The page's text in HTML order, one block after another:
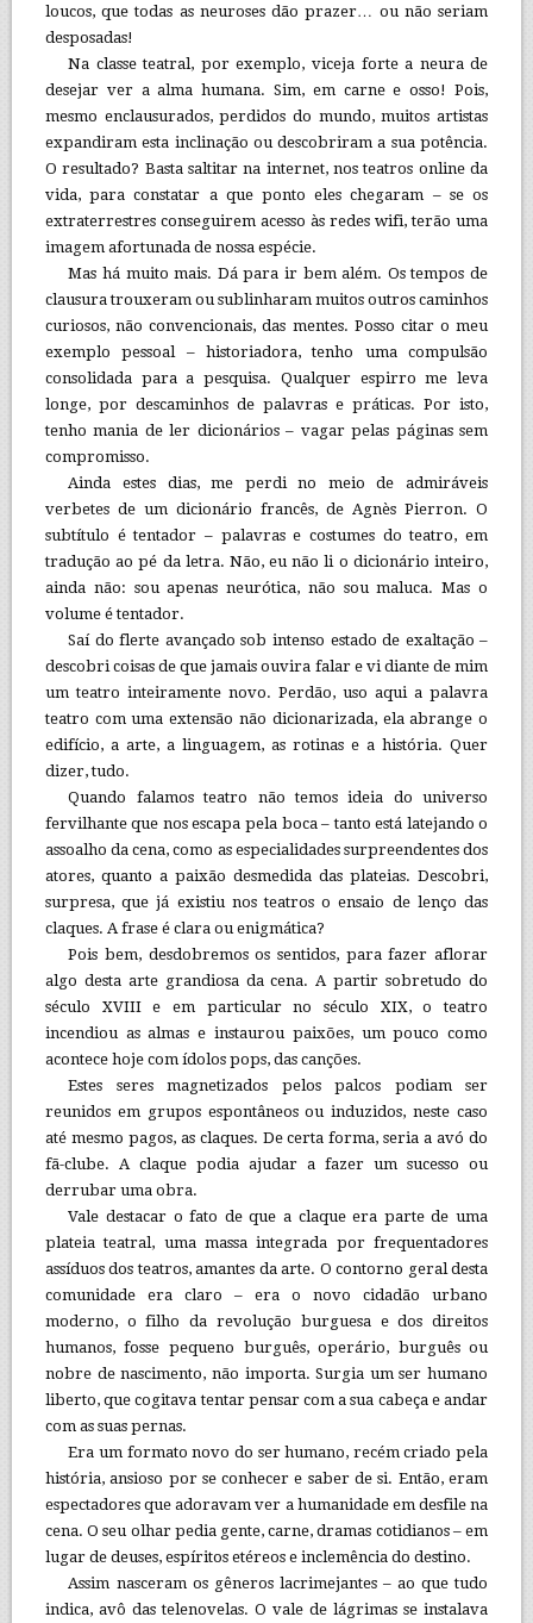
loucos, que todas as neuroses dão prazer… ou não seriam
desposadas!
Na classe teatral, por exemplo, viceja forte a neura de
desejar ver a alma humana. Sim, em carne e osso! Pois,
mesmo enclausurados, perdidos do mundo, muitos artistas
expandiram esta inclinação ou descobriram a sua potência.
O resultado? Basta saltitar na internet, nos teatros online da
vida, para constatar a que ponto eles chegaram – se os
extraterrestres conseguirem acesso às redes wifi, terão uma
imagem afortunada de nossa espécie.
Mas há muito mais. Dá para ir bem além. Os tempos de
clausura trouxeram ou sublinharam muitos outros caminhos
curiosos, não convencionais, das mentes. Posso citar o meu
exemplo pessoal – historiadora, tenho uma compulsão
consolidada para a pesquisa. Qualquer espirro me leva
longe, por descaminhos de palavras e práticas. Por isto,
tenho mania de ler dicionários – vagar pelas páginas sem
compromisso.
Ainda estes dias, me perdi no meio de admiráveis
verbetes de um dicionário francês, de Agnès Pierron. O
subtítulo é tentador – palavras e costumes do teatro, em
tradução ao pé da letra. Não, eu não li o dicionário inteiro,
ainda não: sou apenas neurótica, não sou maluca. Mas o
volume é tentador.
Saí do flerte avançado sob intenso estado de exaltação –
descobri coisas de que jamais ouvira falar e vi diante de mim
um teatro inteiramente novo. Perdão, uso aqui a palavra
teatro com uma extensão não dicionarizada, ela abrange o
edifício, a arte, a linguagem, as rotinas e a história. Quer
dizer, tudo.
Quando falamos teatro não temos ideia do universo
fervilhante que nos escapa pela boca – tanto está latejando o
assoalho da cena, como as especialidades surpreendentes dos
atores, quanto a paixão desmedida das plateias. Descobri,
surpresa, que já existiu nos teatros o ensaio de lenço das
claques. A frase é clara ou enigmática?
Pois bem, desdobremos os sentidos, para fazer aflorar
algo desta arte grandiosa da cena. A partir sobretudo do
século XVIII e em particular no século XIX, o teatro
incendiou as almas e instaurou paixões, um pouco como
acontece hoje com ídolos pops, das canções.
Estes seres magnetizados pelos palcos podiam ser
reunidos em grupos espontâneos ou induzidos, neste caso
até mesmo pagos, as claques. De certa forma, seria a avó do
fã-clube. A claque podia ajudar a fazer um sucesso ou
derrubar uma obra.
Vale destacar o fato de que a claque era parte de uma
plateia teatral, uma massa integrada por frequentadores
assíduos dos teatros, amantes da arte. O contorno geral desta
comunidade era claro – era o novo cidadão urbano
moderno, o filho da revolução burguesa e dos direitos
humanos, fosse pequeno burguês, operário, burguês ou
nobre de nascimento, não importa. Surgia um ser humano
liberto, que cogitava tentar pensar com a sua cabeça e andar
com as suas pernas.
Era um formato novo do ser humano, recém criado pela
história, ansioso por se conhecer e saber de si. Então, eram
espectadores que adoravam ver a humanidade em desfile na
cena. O seu olhar pedia gente, carne, dramas cotidianos – em
lugar de deuses, espíritos etéreos e inclemência do destino.
Assim nasceram os gêneros lacrimejantes – ao que tudo
indica, avô das telenovelas. O vale de lágrimas se instalava